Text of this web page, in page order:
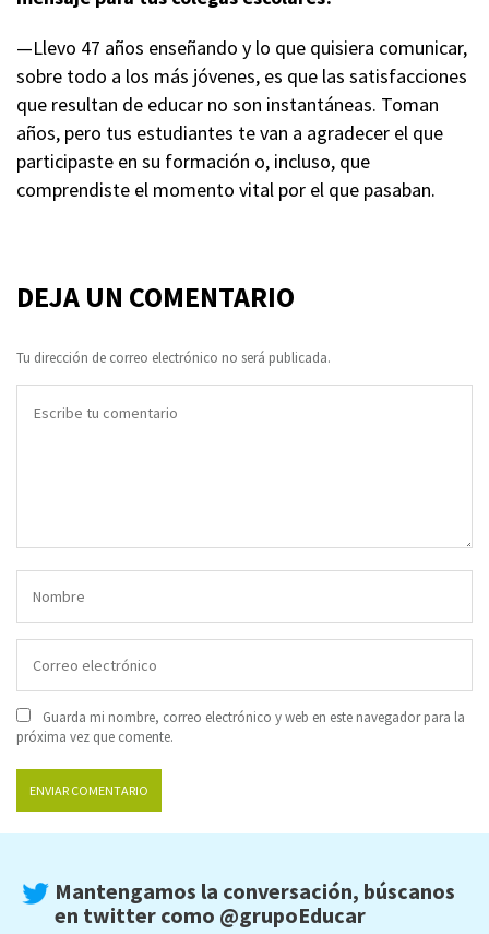
—Llevo 47 años enseñando y lo que quisiera comunicar,
sobre todo a los más jóvenes, es que las satisfacciones
que resultan de educar no son instantáneas. Toman
años, pero tus estudiantes te van a agradecer el que
participaste en su formación o, incluso, que
comprendiste el momento vital por el que pasaban.
DEJA UN COMENTARIO
Tu dirección de correo electrónico no será publicada.
Guarda mi nombre, correo electrónico y web en este navegador para la
próxima vez que comente.
Mantengamos la conversación, búscanos
en twitter como @grupoEducar